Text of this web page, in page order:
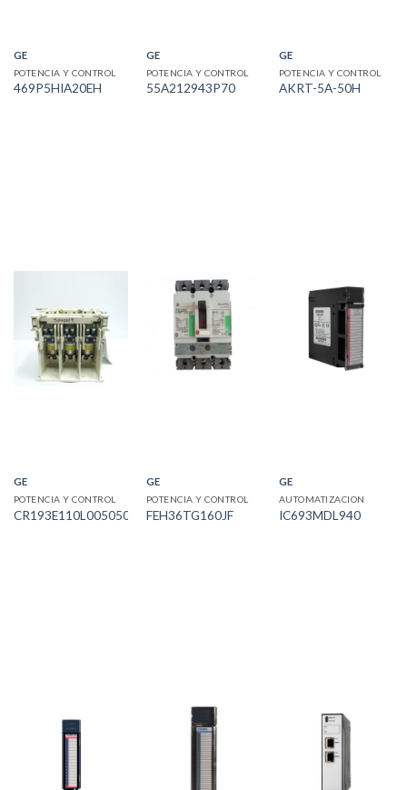
GE
POTENCIA Y CONTROL
469P5HIA20EH
GE
POTENCIA Y CONTROL
55A212943P70
GE
POTENCIA Y CONTROL
AKRT-5A-50H
GE
POTENCIA Y CONTROL
CR193E110L005050U
GE
POTENCIA Y CONTROL
FEH36TG160JF
GE
AUTOMATIZACION
IC693MDL940